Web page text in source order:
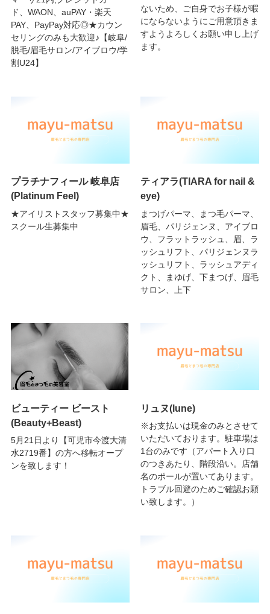
ド、WAON、auPAY・楽天
PAY、PayPay対応◎★カウン
セリングのみも大歓迎♪【岐阜/
脱毛/眉毛サロン/アイブロウ/学
割U24】
ないため、ご自身でお子様が暇
にならないようにご用意頂きま
すようよろしくお願い申し上げ
ます。
プラチナフィール 岐阜店
(Platinum Feel)
★アイリストスタッフ募集中★
スクール生募集中
ティアラ(TIARA for nail &
eye)
まつげパーマ、まつ毛パーマ、
眉毛、パリジェンヌ、アイブロ
ウ、フラットラッシュ、眉、ラ
ッシュリフト、パリジェンヌラ
ッシュリフト、ラッシュアディ
クト、まゆげ、下まつげ、眉毛
サロン、上下
ビューティー ビースト
(Beauty+Beast)
5月21日より【可児市今渡大清
水2719番】の方へ移転オープ
ンを致します！
リュヌ(lune)
※お支払いは現金のみとさせて
いただいております。駐車場は
1台のみです（アパート入り口
のつきあたり、階段沿い。店舗
名のポールが置いてあります。
トラブル回避のためご確認お願
い致します。）